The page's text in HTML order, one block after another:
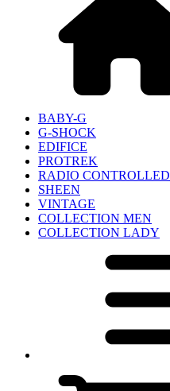
BABY-G
G-SHOCK
EDIFICE
PROTREK
RADIO CONTROLLED
SHEEN
VINTAGE
COLLECTION MEN
COLLECTION LADY